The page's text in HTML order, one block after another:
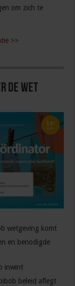
om zich te
>>
de Wet
wetgeving komt
en benodigde
inwint
beleid aflegt